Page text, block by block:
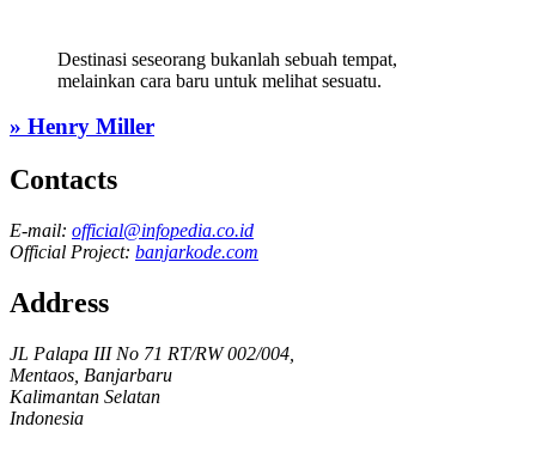
Destinasi seseorang bukanlah sebuah tempat,
melainkan cara baru untuk melihat sesuatu.
» Henry Miller
Contacts
E-mail: official@infopedia.co.id
Official Project: banjarkode.com
Address
JL Palapa III No 71 RT/RW 002/004,
Mentaos, Banjarbaru
Kalimantan Selatan
Indonesia